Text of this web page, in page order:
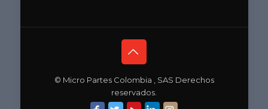
© Micro Partes Colombia , SAS Derechos
reservados.